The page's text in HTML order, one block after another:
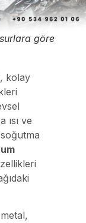
göre
kolay
ısı ve